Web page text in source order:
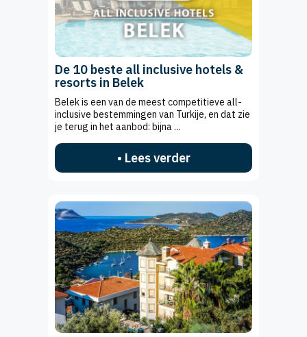
De 10 beste all inclusive hotels &
resorts in Belek
Belek is een van de meest competitieve all-
inclusive bestemmingen van Turkije, en dat zie
je terug in het aanbod: bijna ...
• Lees verder